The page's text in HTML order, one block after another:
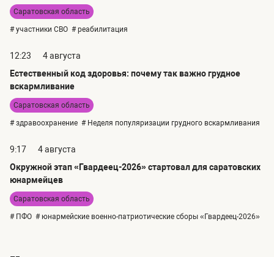
Саратовская область
# участники СВО # реабилитация
12:23
4 августа
Естественный код здоровья: почему так важно грудное
вскармливание
Саратовская область
# здравоохранение # Неделя популяризации грудного вскармливания
9:17
4 августа
Окружной этап «Гвардеец-2026» стартовал для саратовских
юнармейцев
Саратовская область
# ПФО # юнармейские военно-патриотические сборы «Гвардеец-2026»